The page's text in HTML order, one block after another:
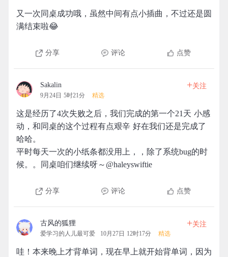
又一次同桌成功哦，虽然中间有点小插曲，不过还是圆
满结束啦😂
分享 评论 点赞
Sakalin
9月24日 5时21分 精选
+关注
这是经历了4次失败之后，我们完成的第一个21天 小感
动，和同桌的这个过程有点艰辛 好在我们还是完成了
哈哈。
平时每天一次的小纸条都没用上，，除了系统bug的时
候。。同桌咱们继续呀～@haleyswiftie
分享 评论 点赞
古风的狐狸
爱学习的人儿最可爱 10月27日 12时17分 精选
+关注
哇！本来晚上才背单词，现在早上就开始背单词，因为